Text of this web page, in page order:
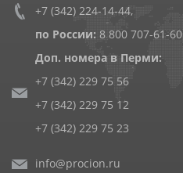
+7 (342) 224-14-44,
по России: 8 800 707-61-60
Доп. номера в Перми:
+7 (342) 229 75 56
+7 (342) 229 75 12
+7 (342) 229 75 23
info@procion.ru